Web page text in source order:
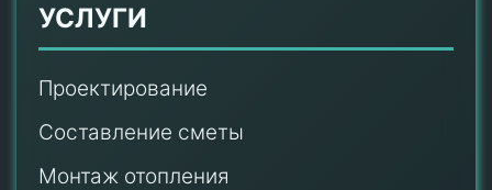
УСЛУГИ
Проектирование
Составление сметы
Монтаж отопления